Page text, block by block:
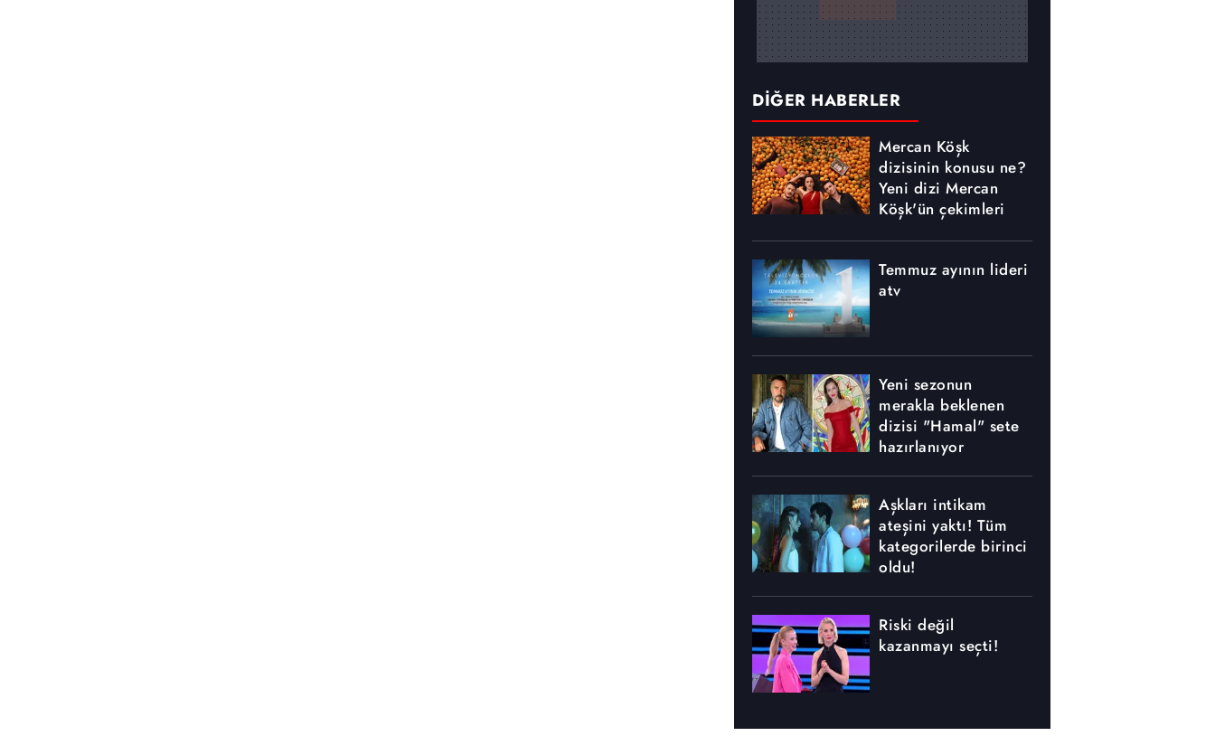
DİĞER HABERLER
Mercan Köşk
dizisinin konusu ne?
Yeni dizi Mercan
Köşk'ün çekimleri
Temmuz ayının lideri
atv
Yeni sezonun
merakla beklenen
dizisi "Hamal" sete
hazırlanıyor
Aşkları intikam
ateşini yaktı! Tüm
kategorilerde birinci
oldu!
Riski değil
kazanmayı seçti!